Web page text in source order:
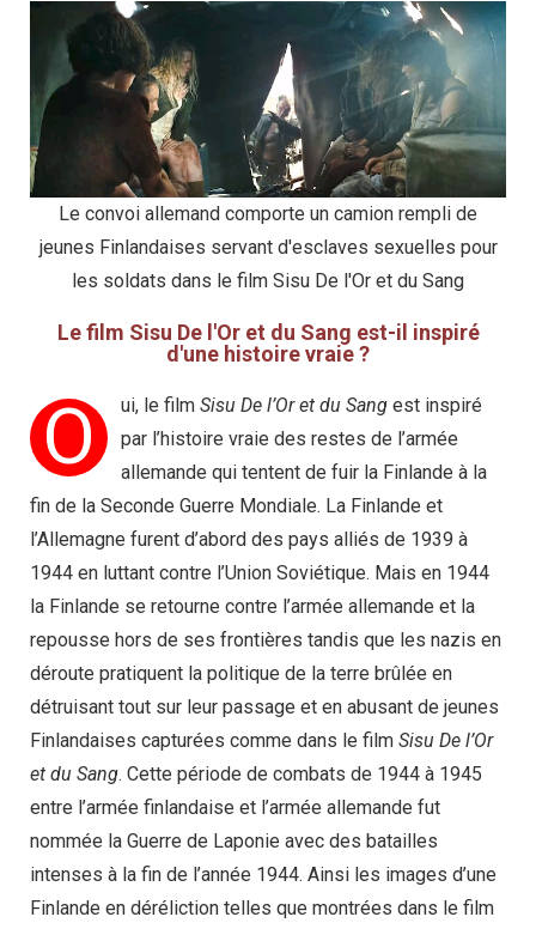
Le convoi allemand comporte un camion rempli de
jeunes Finlandaises servant d'esclaves sexuelles pour
les soldats dans le film Sisu De l'Or et du Sang
Le film Sisu De l'Or et du Sang est-il inspiré
d'une histoire vraie ?
O ui, le film Sisu De l’Or et du Sang est inspiré
par l’histoire vraie des restes de l’armée
allemande qui tentent de fuir la Finlande à la
fin de la Seconde Guerre Mondiale. La Finlande et
l’Allemagne furent d’abord des pays alliés de 1939 à
1944 en luttant contre l’Union Soviétique. Mais en 1944
la Finlande se retourne contre l’armée allemande et la
repousse hors de ses frontières tandis que les nazis en
déroute pratiquent la politique de la terre brûlée en
détruisant tout sur leur passage et en abusant de jeunes
Finlandaises capturées comme dans le film Sisu De l’Or
et du Sang. Cette période de combats de 1944 à 1945
entre l’armée finlandaise et l’armée allemande fut
nommée la Guerre de Laponie avec des batailles
intenses à la fin de l’année 1944. Ainsi les images d’une
Finlande en déréliction telles que montrées dans le film